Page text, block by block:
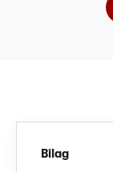
Bilag